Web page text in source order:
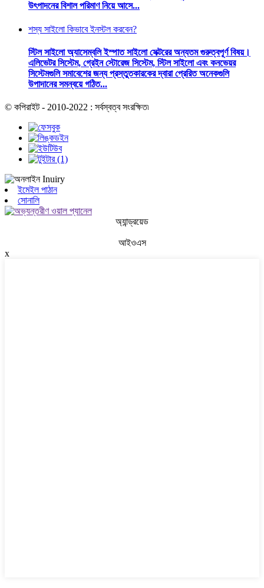
উৎপাদনের বিশাল পরিমাণ নিয়ে আসে...
শস্য সাইলো কিভাবে ইনস্টল করবেন?
স্টিল সাইলো অ্যাসেম্বলি ইস্পাত সাইলো সেক্টরের অন্যতম গুরুত্বপূর্ণ বিষয়।
এলিভেটর সিস্টেম, গ্রেইন স্টোরেজ সিস্টেম, স্টিল সাইলো এবং কনভেয়র
সিস্টেমগুলি সমাবেশের জন্য প্রস্তুতকারকের দ্বারা প্রেরিত অনেকগুলি
উপাদানের সমন্বয়ে গঠিত...
© কপিরাইট - 2010-2022 : সর্বস্বত্ব সংরক্ষিত৷
ইমেইল পাঠান
সোনালি
অ্যান্ড্রয়েড
আইওএস
x